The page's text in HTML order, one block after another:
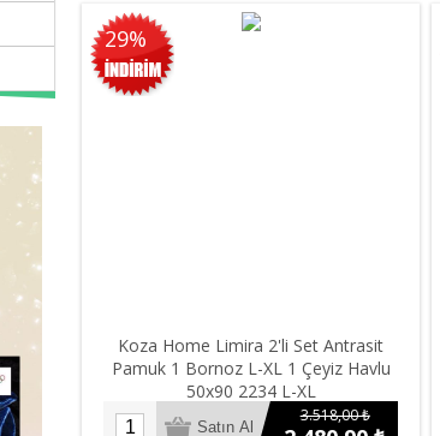
29%
Koza Home Limira 2'li Set Antrasit
Pamuk 1 Bornoz L-XL 1 Çeyiz Havlu
50x90 2234 L-XL
3.518,00 ₺